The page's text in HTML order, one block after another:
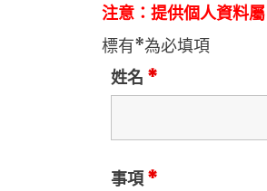
注意：提供個人資料
標有*為必填項
姓名 *
事項 *